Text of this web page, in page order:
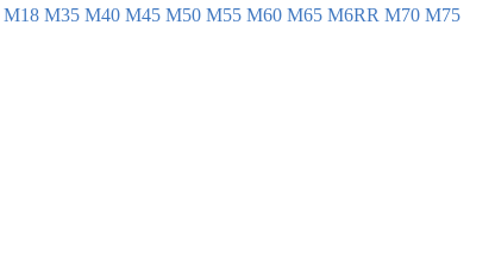
М18 М35 М40 М45 М50 М55 М60 М65 М6RR М70 М75